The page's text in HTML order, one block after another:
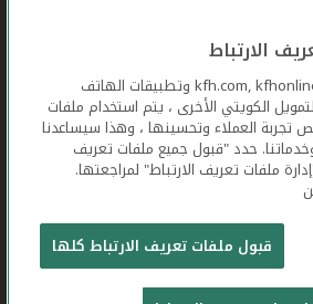
جميع الحقوق محفوظة © 2026
الموقع الإلكتروني
الارتباط
عندما تستخدم ,kfh.com, kfhonline.com وتطبيقات الهاتف
الكويتي الأخرى ، يتم استخدام ملفات
تجربة العملاء وتحسينها ، وهذا سيساعدنا
حدد "قبول جميع ملفات تعريف
ملفات تعريف الارتباط" لمراجعتها.
قبول ملفات تعريف الارتباط كلها